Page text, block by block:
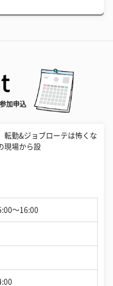
加申込
転勤&ジョブローテは怖くな
現場から設
〜16:00